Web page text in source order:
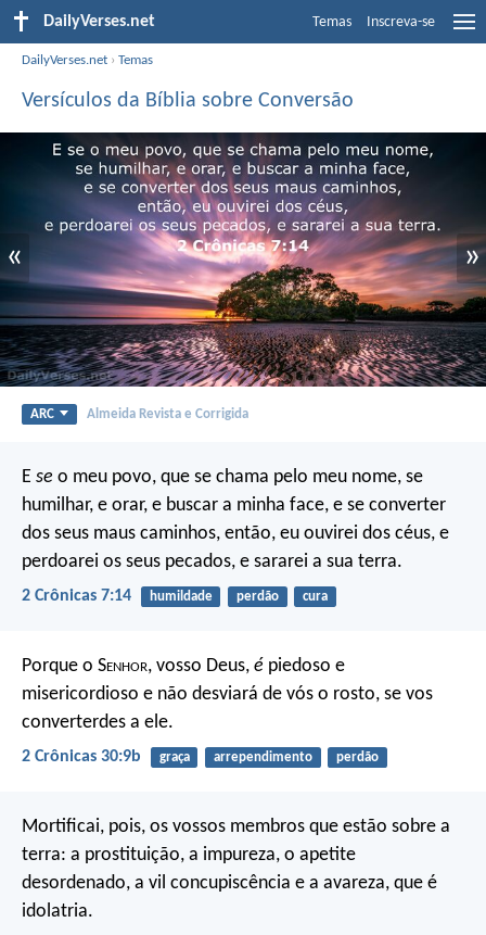
DailyVerses.net Temas Inscreva-se
DailyVerses.net ›Temas
Versículos da Bíblia sobre Conversão
« »
ARC Almeida Revista e Corrigida
E se o meu povo, que se chama pelo meu nome, se
humilhar, e orar, e buscar a minha face, e se converter
dos seus maus caminhos, então, eu ouvirei dos céus, e
perdoarei os seus pecados, e sararei a sua terra.
2 Crônicas 7:14 humildade perdão cura
Porque o Senhor, vosso Deus, é piedoso e
misericordioso e não desviará de vós o rosto, se vos
converterdes a ele.
2 Crônicas 30:9b graça arrependimento perdão
Mortificai, pois, os vossos membros que estão sobre a
terra: a prostituição, a impureza, o apetite
desordenado, a vil concupiscência e a avareza, que é
idolatria.